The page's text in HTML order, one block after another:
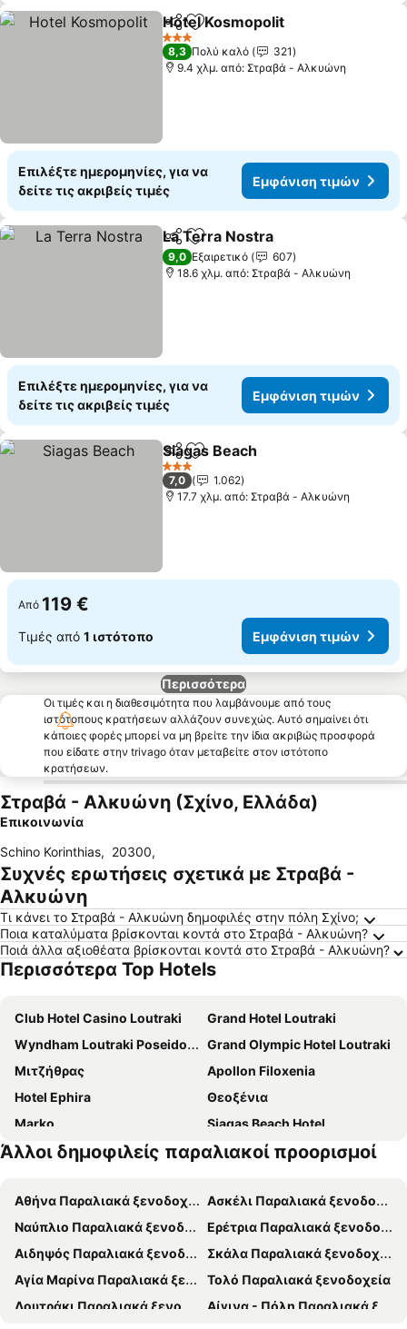
Κοινοποίηση
Προσθήκη στα αγαπημένα
Hotel Kosmopolit
3 Αστέρια
8,3 Πολύ καλό
321
9.4 χλμ. από: Στραβά - Αλκυώνη
Επιλέξτε ημερομηνίες, για να
δείτε τις ακριβείς τιμές
Εμφάνιση τιμών
Κοινοποίηση
Προσθήκη στα αγαπημένα
La Terra Nostra
9,0 Εξαιρετικό
607
18.6 χλμ. από: Στραβά - Αλκυώνη
Επιλέξτε ημερομηνίες, για να
δείτε τις ακριβείς τιμές
Εμφάνιση τιμών
Κοινοποίηση
Προσθήκη στα αγαπημένα
Siagas Beach
3 Αστέρια
7,0
1.062
17.7 χλμ. από: Στραβά - Αλκυώνη
Από 119 €
Τιμές από 1 ιστότοπο Εμφάνιση τιμών
Περισσότερα
Οι τιμές και η διαθεσιμότητα που λαμβάνουμε από τους
ιστότοπους κρατήσεων αλλάζουν συνεχώς. Αυτό σημαίνει ότι
κάποιες φορές μπορεί να μη βρείτε την ίδια ακριβώς προσφορά
που είδατε στην trivago όταν μεταβείτε στον ιστότοπο
κρατήσεων.
Στραβά - Αλκυώνη (Σχίνο, Ελλάδα)
Επικοινωνία
Schino Korinthias, 20300,
Συχνές ερωτήσεις σχετικά με Στραβά -
Αλκυώνη
Τι κάνει το Στραβά - Αλκυώνη δημοφιλές στην πόλη Σχίνο;
Ποια καταλύματα βρίσκονται κοντά στο Στραβά - Αλκυώνη?
Ποιά άλλα αξιοθέατα βρίσκονται κοντά στο Στραβά - Αλκυώνη?
Περισσότερα Top Hotels
Club Hotel Casino Loutraki
Grand Hotel Loutraki
Wyndham Loutraki Poseidon Resort
Grand Olympic Hotel Loutraki
Μιτζήθρας
Apollon Filoxenia
Hotel Ephira
Θεοξένια
Marko
Siagas Beach Hotel
Comer Kinetta Beach
Pefkaki Boutique Hotel Loutraki
Hotel Petit Palais
Εxcelsior
HOTEL ALEXANDROS
Hotel King Saron
Ramada by Wyndham Loutraki Poseidon Resort
Dave by the Beach Loutraki
Hotel Pappas
Genesis Hotel
Siagas Beach
Ίλιον
Άλλοι δημοφιλείς παραλιακοί προορισμοί
Αθήνα Παραλιακά ξενοδοχεία
Ασκέλι Παραλιακά ξενοδοχεία
Ναύπλιο Παραλιακά ξενοδοχεία
Ερέτρια Παραλιακά ξενοδοχεία
Αιδηψός Παραλιακά ξενοδοχεία
Σκάλα Παραλιακά ξενοδοχεία
Αγία Μαρίνα Παραλιακά ξενοδοχεία
Τολό Παραλιακά ξενοδοχεία
Λουτράκι Παραλιακά ξενοδοχεία
Αίγινα - Πόλη Παραλιακά ξενοδοχεία